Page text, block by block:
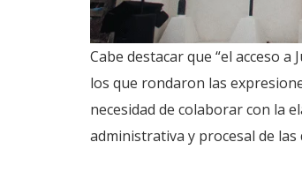
Cabe destacar que “el acceso
los que rondaron las
necesidad de colaborar con la
administrativa y procesal de las